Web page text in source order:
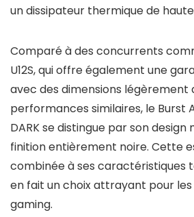
un dissipateur thermique de
Comparé à des concurrents
U12S, qui offre également une
avec des dimensions légèrement
performances similaires, le Burst
DARK se distingue par son
finition entièrement noire. Cette
combinée à ses caractéristiques
en fait un choix attrayant pour
gaming.